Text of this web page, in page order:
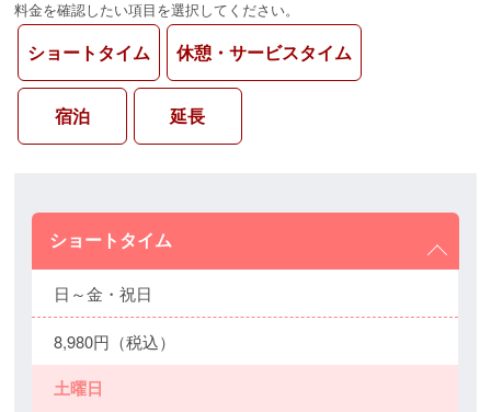
料金を確認したい項目を選択してください。
ショートタイム 休憩・サービスタイム
宿泊 延長
ショートタイム
日～金・祝日
8,980円（税込）
土曜日